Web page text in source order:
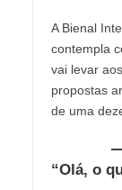
A Bienal
contempla
vai levar
propostas
de uma
“Olá, o